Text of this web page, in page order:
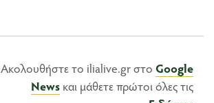
Ακολουθήστε το ilialive.gr στο Google
News και μάθετε πρώτοι όλες τις